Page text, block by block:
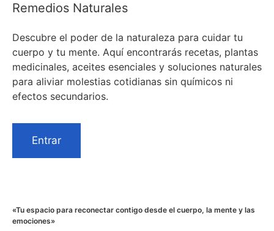
Remedios Naturales
Descubre el poder de la naturaleza para cuidar tu
cuerpo y tu mente. Aquí encontrarás recetas, plantas
medicinales, aceites esenciales y soluciones naturales
para aliviar molestias cotidianas sin químicos ni
efectos secundarios.
Entrar
«Tu espacio para reconectar contigo desde el cuerpo, la mente y las
emociones»